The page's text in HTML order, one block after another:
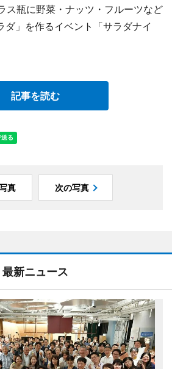
ス瓶に野菜・ナッツ・フルーツなど
ダ」を作るイベント「サラダナイ
記事を読む
真 次の写真
最新ニュース